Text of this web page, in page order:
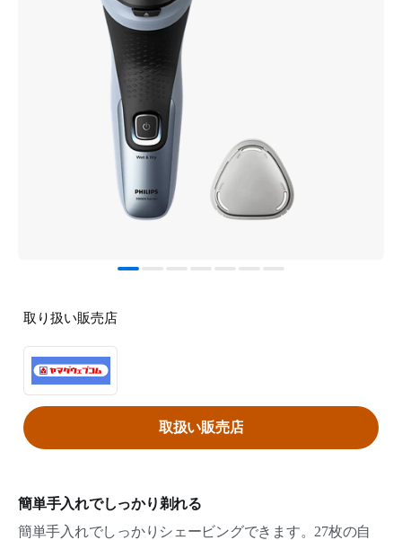
簡単手入れでしっかり剃れる
簡単手入れでしっかりシェービングできます。27枚の自
取り扱い販売店
取扱い販売店